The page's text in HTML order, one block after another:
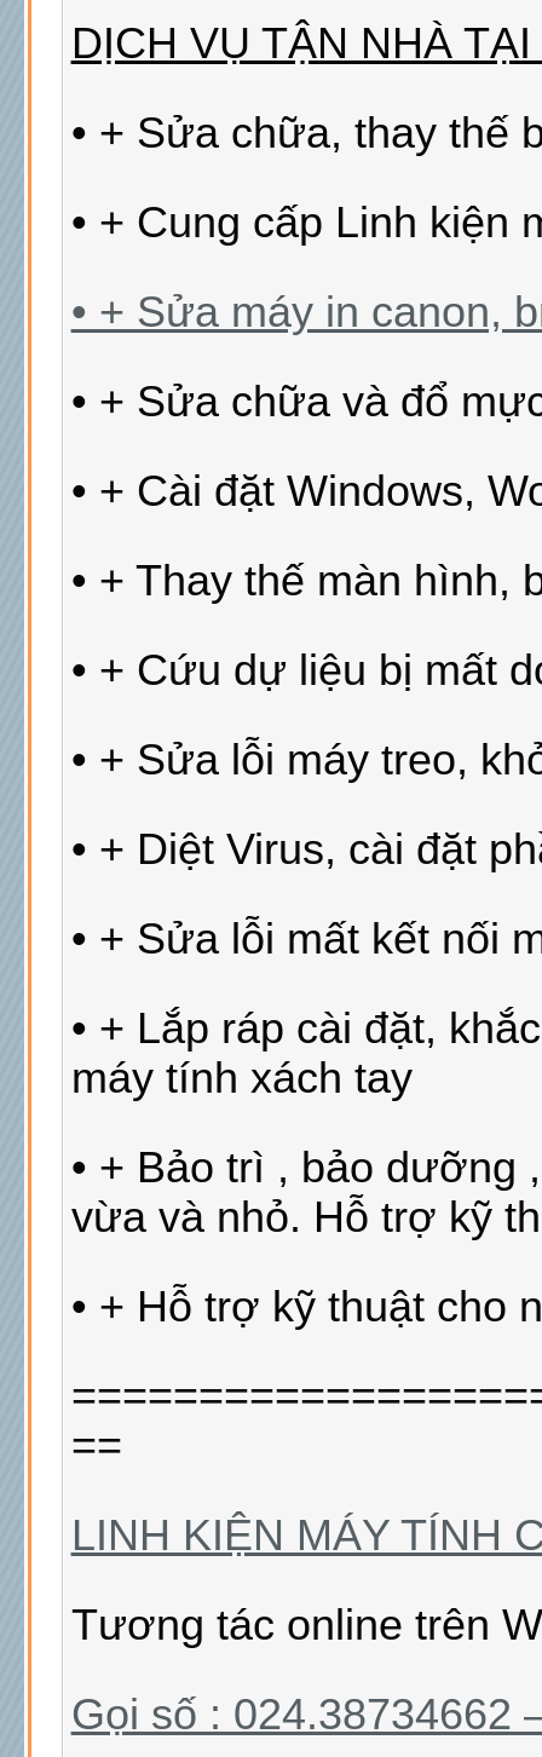
DỊCH VỤ TẬN NHÀ
• + Sửa chữa, thay thế
• + Cung cấp Linh
• + Sửa máy in canon,
• + Sửa chữa và đổ
• + Cài đặt Windows,
• + Thay thế màn hình,
• + Cứu dự liệu bị mất
• + Sửa lỗi máy treo,
• + Diệt Virus, cài đặt
• + Sửa lỗi mất kết nối
• + Lắp ráp cài đặt,
máy tính xách tay
• + Bảo trì , bảo dưỡng
vừa và nhỏ. Hỗ trợ kỹ
• + Hỗ trợ kỹ thuật cho
==
LINH KIỆN MÁY TÍNH
Tương tác online trên
Gọi số : 024.38734662